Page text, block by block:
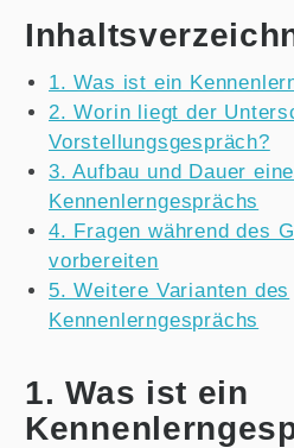
1. Was ist ein
2. Worin liegt der
Vorstellungsgespräch?
3. Aufbau und Dauer
Kennenlerngesprächs
4. Fragen während des
vorbereiten
5. Weitere Varianten des
Kennenlerngesprächs
1. Was ist ein